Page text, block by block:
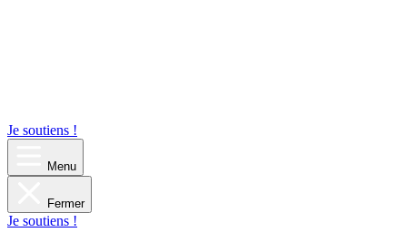
Je soutiens !
Menu
Fermer
Je soutiens !